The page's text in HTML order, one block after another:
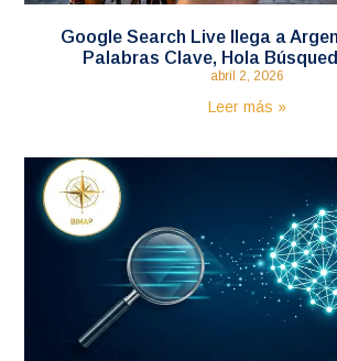
Google Search Live llega a
Palabras Clave, Hola
abril 2, 2026
Leer más »